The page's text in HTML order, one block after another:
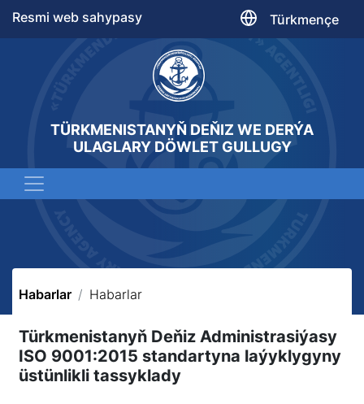
Resmi web sahypasy Türkmençe
TÜRKMENISTANYŇ DEŇIZ WE DERÝA
ULAGLARY DÖWLET GULLUGY
Habarlar Habarlar
Türkmenistanyň Deňiz Administrasiýasy
ISO 9001:2015 standartyna laýyklygyny
üstünlikli tassyklady